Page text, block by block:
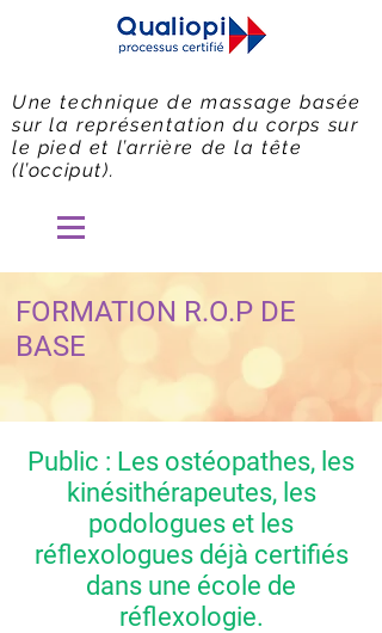
Une technique de massage basée
sur la représentation du corps sur
le pied et l’arrière de la tête
(l’occiput).
FORMATION R.O.P DE
BASE
Public : Les ostéopathes, les
kinésithérapeutes, les
podologues et les
réflexologues déjà certifiés
dans une école de
réflexologie.